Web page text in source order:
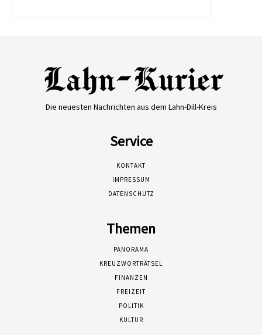
Die neuesten Nachrichten aus dem Lahn-Dill-Kreis
Service
KONTAKT
IMPRESSUM
DATENSCHUTZ
Themen
PANORAMA
KREUZWORTRÄTSEL
FINANZEN
FREIZEIT
POLITIK
KULTUR